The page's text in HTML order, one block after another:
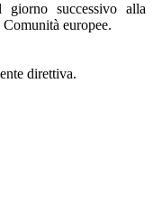
successivo alla
europee.
direttiva.